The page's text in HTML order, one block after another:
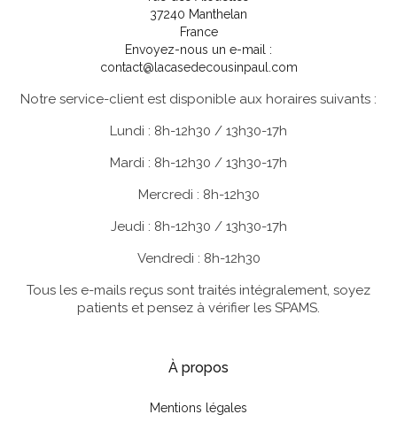
37240 Manthelan
France
Envoyez-nous un e-mail :
contact@lacasedecousinpaul.com
Notre service-client est disponible aux horaires suivants :
Lundi : 8h-12h30 / 13h30-17h
Mardi : 8h-12h30 / 13h30-17h
Mercredi : 8h-12h30
Jeudi : 8h-12h30 / 13h30-17h
Vendredi : 8h-12h30
Tous les e-mails reçus sont traités intégralement, soyez
patients et pensez à vérifier les SPAMS.
À propos
Mentions légales